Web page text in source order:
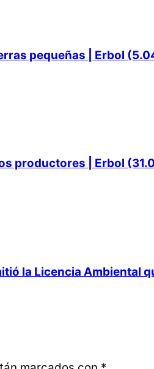
pequeñas | Erbol
productores | Erbol
la Licencia Ambiental